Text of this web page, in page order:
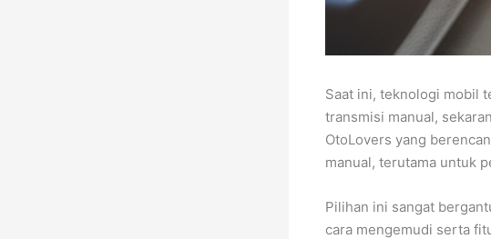
Saat ini, teknologi mobil
transmisi manual,
OtoLovers yang
manual, terutama untuk
Pilihan ini sangat
cara mengemudi serta